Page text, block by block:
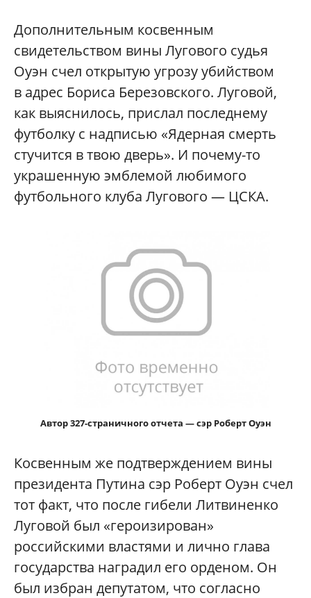
Дополнительным косвенным
свидетельством вины Лугового судья
Оуэн счел открытую угрозу убийством
в адрес Бориса Березовского. Луговой,
как выяснилось, прислал последнему
футболку с надписью «Ядерная смерть
стучится в твою дверь». И почему-то
украшенную эмблемой любимого
футбольного клуба Лугового — ЦСКА.
Автор 327-страничного отчета — сэр Роберт Оуэн
Косвенным же подтверждением вины
президента Путина сэр Роберт Оуэн счел
тот факт, что после гибели Литвиненко
Луговой был «героизирован»
российскими властями и лично глава
государства наградил его орденом. Он
был избран депутатом, что согласно